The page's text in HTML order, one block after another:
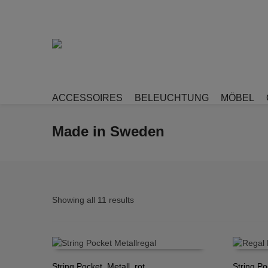
ACCESSOIRES BELEUCHTUNG MÖBEL
Made in Sweden
Showing all 11 results